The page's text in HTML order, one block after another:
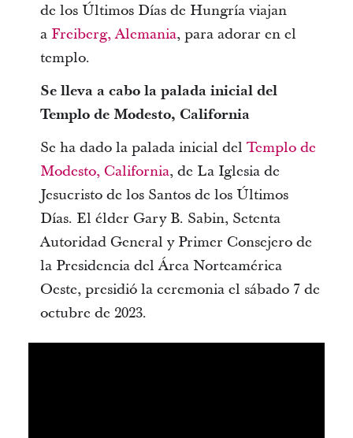
de los Últimos Días de Hungría viajan
a Freiberg, Alemania, para adorar en el
templo.
Se lleva a cabo la palada inicial del
Templo de Modesto, California
Se ha dado la palada inicial del Templo de
Modesto, California, de La Iglesia de
Jesucristo de los Santos de los Últimos
Días. El élder Gary B. Sabin, Setenta
Autoridad General y Primer Consejero de
la Presidencia del Área Norteamérica
Oeste, presidió la ceremonia el sábado 7 de
octubre de 2023.